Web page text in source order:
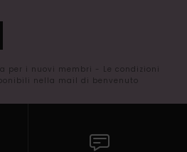
per i nuovi membri - Le condizioni
nella mail di benvenuto